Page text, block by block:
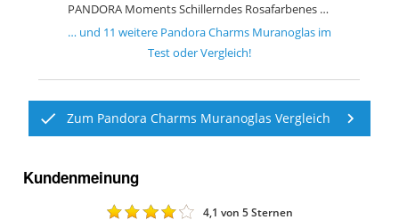
PANDORA Moments Schillerndes Rosafarbenes Charm Moments Collection
… und 11 weitere Pandora Charms Muranoglasim
Test oder Vergleich!
Zum Pandora Charms Muranoglas Vergleich
Kundenmeinung
4,1 von 5 Sternen